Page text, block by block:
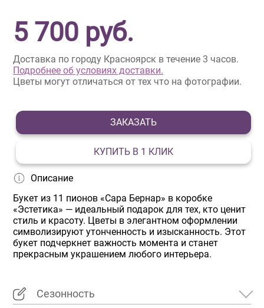
5 700 руб.
Доставка по городу Красноярск в течение 3 часов.
Подробнее об условиях доставки.
Цветы могут отличаться от тех что на фотографии.
ЗАКАЗАТЬ
КУПИТЬ В 1 КЛИК
Описание
Букет из 11 пионов «Сара Бернар» в коробке
«Эстетика» — идеальный подарок для тех, кто ценит
стиль и красоту. Цветы в элегантном оформлении
символизируют утонченность и изысканность. Этот
букет подчеркнет важность момента и станет
прекрасным украшением любого интерьера.
Сезонность